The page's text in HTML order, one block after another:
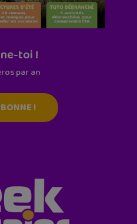
toi !
par an
!